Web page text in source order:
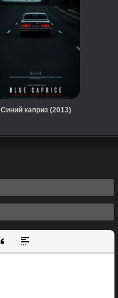
Синий каприз (2013)
смайликцитаты
Вставка спойлера